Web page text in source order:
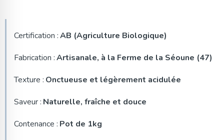
Certification :AB (Agriculture Biologique)
Fabrication :Artisanale, à la Ferme de la Séoune (47)
Texture : Onctueuse et légèrement acidulée
Saveur : Naturelle, fraîche et douce
Contenance : Pot de 1kg